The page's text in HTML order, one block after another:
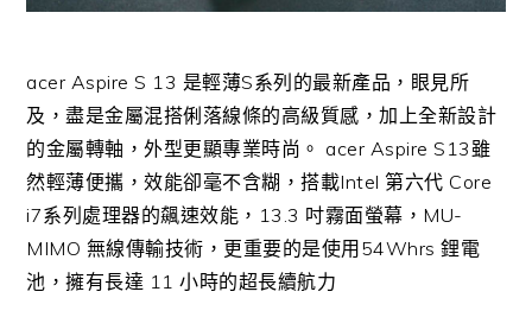
acer Aspire S 13 是輕薄S系列的最新產品，眼見所
及，盡是金屬混搭俐落線條的高級質感，加上全新設計
的金屬轉軸，外型更顯專業時尚。 acer Aspire S13雖
然輕薄便攜，效能卻毫不含糊，搭載Intel 第六代 Core
i7系列處理器的飆速效能，13.3 吋霧面螢幕，MU-
MIMO 無線傳輸技術，更重要的是使用54Whrs 鋰電
池，擁有長達 11 小時的超長續航力